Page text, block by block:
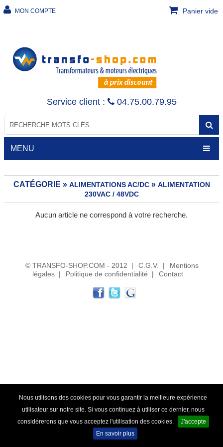
Nous utilisons des cookies pour vous garantir la meilleure expérience
utilisateur sur notre site. Si vous continuez à utiliser ce dernier, nous
considérerons que vous acceptez l'utilisation des cookies.
J'accepte
En savoir plus
MON COMPTE
Service client : 04.75.00.79.95
MENU
TRANSFORMATEURS
Transfo de sécurité
Transfo Modulaire 24/48V
Transfo Modulaire 115/230V
Transfo torique d'éclairage
Transfo d'enseigne néon
CATÉGORIE » ALIMENTATIONS AC/DC» ALIMENTATION
230VAC / 48VDC
Aucun article ne correspond à votre recherche.
© TRANSFO-SHOP.COM - 2012 | C.G.V. |
Mentions
légales | Politique de confidentialité | Contact
Panier vide